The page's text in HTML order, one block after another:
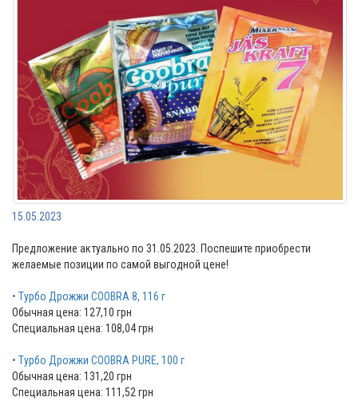
15.05.2023
Предложение актуально по 31.05.2023. Поспешите приобрести
желаемые позиции по самой выгодной цене!
• Турбо Дрожжи COOBRA 8, 116 г
Обычная цена: 127,10 грн
Специальная цена: 108,04 грн
• Турбо Дрожжи COOBRA PURE, 100 г
Обычная цена: 131,20 грн
Специальная цена: 111,52 грн